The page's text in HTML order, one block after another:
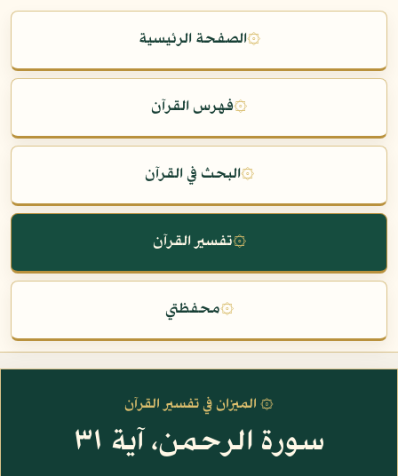
۞الصفحة الرئيسية
۞فهرس القرآن
۞البحث في القرآن
۞تفسير القرآن
۞محفظتي
۞ الميزان في تفسير القرآن
سورة الرحمن، آية ٣١